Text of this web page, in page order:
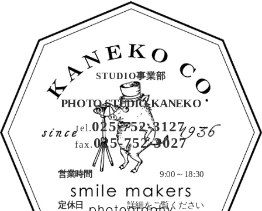
STUDIO事業部
PHOTO STUDIO KANEKO
tel.025-752-3127
fax. 025-752-3027
営業時間 9:00～18:30
定休日 詳細をご覧ください